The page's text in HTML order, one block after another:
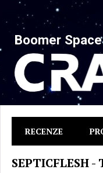
Boomer Space
RECENZE
SEPTICFLESH